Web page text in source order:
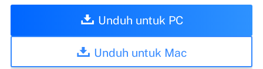
Unduh untuk PC
Unduh untuk Mac